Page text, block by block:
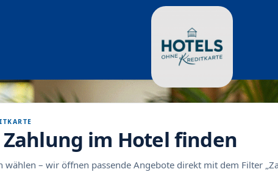
im Hotel finden
wählen – wir öffnen passende Angebote direkt mit dem Filter